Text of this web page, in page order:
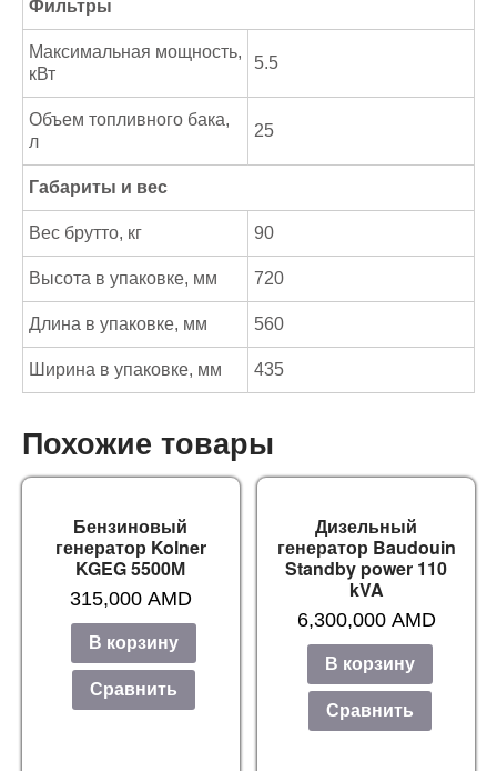
Фильтры
Максимальная мощность,
кВт
5.5
Объем топливного бака,
л
25
Габариты и вес
Вес брутто, кг 90
Высота в упаковке, мм 720
Длина в упаковке, мм 560
Ширина в упаковке, мм 435
Похожие товары
Бензиновый
генератор Kolner
KGEG 5500М
315,000 AMD
В корзину
Сравнить
Дизельный
генератор Baudouin
Standby power 110
kVA
6,300,000 AMD
В корзину
Сравнить